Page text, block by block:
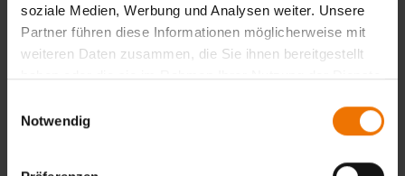
soziale Medien, Werbung und Analysen weiter. Unsere
Partner führen diese Informationen möglicherweise mit
weiteren Daten zusammen, die Sie ihnen bereitgestellt
haben oder die sie im Rahmen Ihrer Nutzung der Dienste
Notwendig
• Beurteilung von Bauteilen in der Fügetechnik
• Prüfungsvorbereitung in Theorie und Praxis
Dauer: 3 Monate + 3 Wochen Praktikum
• Schweißerprüfbescheinigung nach DIN EN ISO 9606